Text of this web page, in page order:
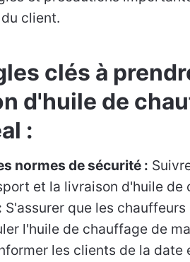
client.
clés à
d'huile de
:
normes de sécurité :
et la livraison d'huile de
S'assurer que les
l'huile de chauffage de
les clients de la date